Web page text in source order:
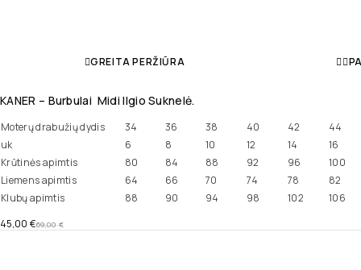
GREITA PERŽIŪRA
KANER – Burbulai Midi Ilgio Suknelė.
Moterų drabužių dydis 34 36 38 40 42
44
uk
6 8 10 12 14
16
Krūtinės apimtis
80 84 88 92 96
100
Liemens apimtis
64 66 70 74 78
82
Klubų apimtis
88 90 94 98 102 106
69,00€
45,00 €